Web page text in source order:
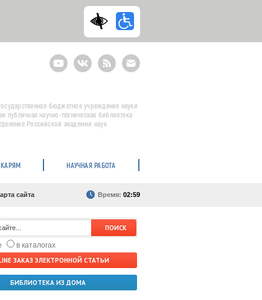
YoutubeВКонтактеRSS
E-
mail
подписка
бюджетное учреждение науки
публичная научно-техническая библиотека
Российской академии наук
НАУЧНАЯ РАБОТА
сайта Время: 02:59
в каталогах
ЗАКАЗ ЭЛЕКТРОННОЙ СТАТЬИ
БИБЛИОТЕКА ИЗ ДОМА